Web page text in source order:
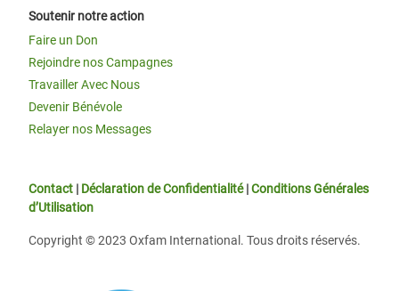
Soutenir notre action
Faire un Don
Rejoindre nos Campagnes
Travailler Avec Nous
Devenir Bénévole
Relayer nos Messages
Contact | Déclaration de Confidentialité|Conditions Générales
d’Utilisation
Copyright © 2023 Oxfam International. Tous droits réservés.